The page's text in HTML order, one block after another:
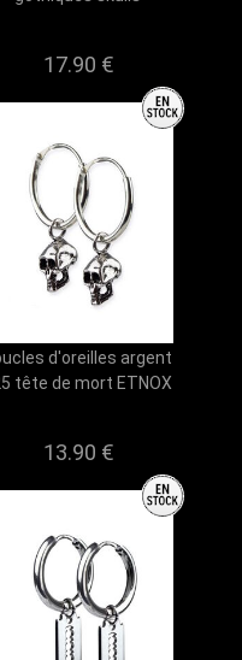
17.90 €
d'oreilles argent
tête de mort ETNOX
13.90 €